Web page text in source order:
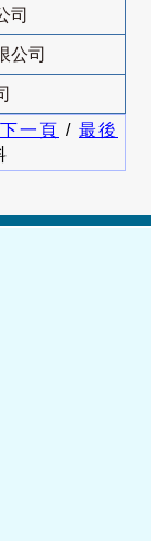
司
公司
下一頁 / 最後